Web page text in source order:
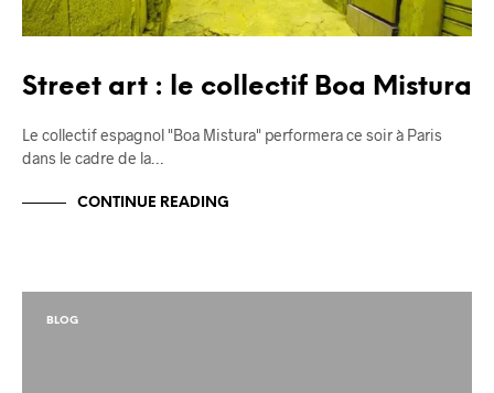
Street art : le collectif Boa Mistura
Le collectif espagnol "Boa Mistura" performera ce soir à Paris
dans le cadre de la…
CONTINUE READING
BLOG